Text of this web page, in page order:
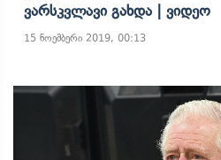
Ვარსკვლავი Გახდა | Ვიდეო
15 ნოემბერი 2019, 00:13